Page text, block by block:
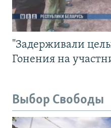
"Задерживали
Гонения на
Выбор Свободы